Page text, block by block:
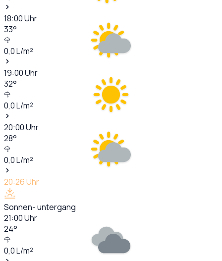
18:00Uhr
33°
0,0L/m²
19:00Uhr
32°
0,0L/m²
20:00Uhr
28°
0,0L/m²
20:26Uhr
Sonnen- untergang
21:00Uhr
24°
0,0L/m²